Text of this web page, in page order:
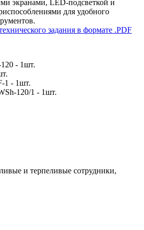
экранами, LED-подсветкой и
для удобного
задания в формате .PDF
- 1шт.
1 - 1шт.
120/1 - 1шт.
и терпеливые сотрудники,